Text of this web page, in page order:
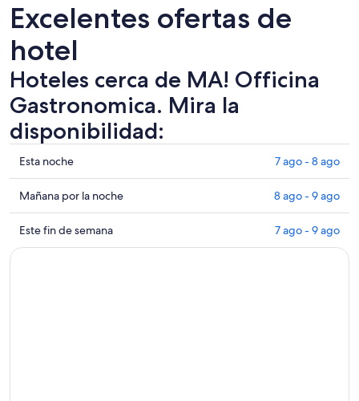
Excelentes ofertas de
hotel
Hoteles cerca de MA! Officina
Gastronomica. Mira la
disponibilidad:
Ver
precios
de
propiedades
cerca
de
Esta noche 7 ago - 8 ago
Ver
precios
de
propiedades
Mañana por la noche 8 ago - 9 ago
Ver
precios
Este fin de semana 7 ago - 9 ago